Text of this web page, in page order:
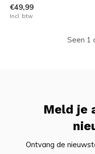
€49,99
Incl. btw
Seen 1
Meld je
Ontvang de